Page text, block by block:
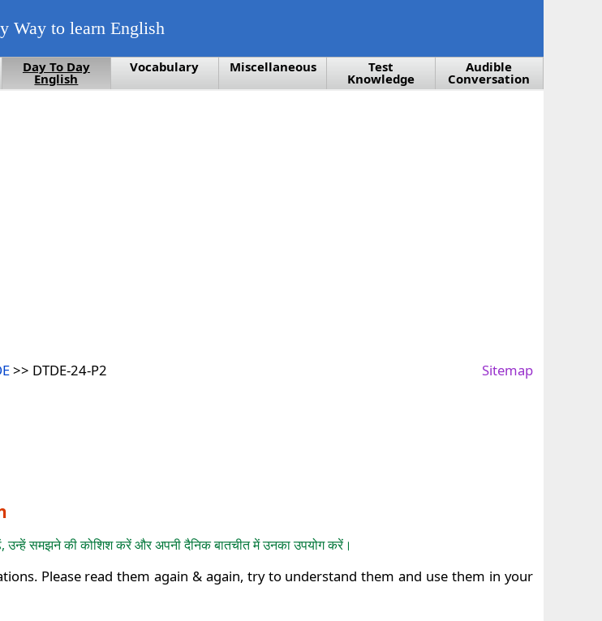
Way to learn English
Day To Day
English
Vocabulary Miscellaneous Test
Knowledge
Audible
Conversation
>> DTDE-24-P2 Sitemap
उन्हें समझने की कोशिश करें और अपनी दैनिक बातचीत में उनका उपयोग करें।
Please read them again & again, try to understand them and use them in your